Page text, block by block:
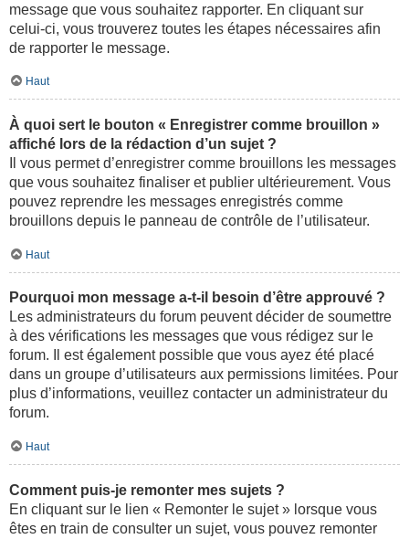
message que vous souhaitez rapporter. En cliquant sur
celui-ci, vous trouverez toutes les étapes nécessaires afin
de rapporter le message.
Haut
À quoi sert le bouton « Enregistrer comme brouillon »
affiché lors de la rédaction d’un sujet ?
Il vous permet d’enregistrer comme brouillons les messages
que vous souhaitez finaliser et publier ultérieurement. Vous
pouvez reprendre les messages enregistrés comme
brouillons depuis le panneau de contrôle de l’utilisateur.
Haut
Pourquoi mon message a-t-il besoin d’être approuvé ?
Les administrateurs du forum peuvent décider de soumettre
à des vérifications les messages que vous rédigez sur le
forum. Il est également possible que vous ayez été placé
dans un groupe d’utilisateurs aux permissions limitées. Pour
plus d’informations, veuillez contacter un administrateur du
forum.
Haut
Comment puis-je remonter mes sujets ?
En cliquant sur le lien « Remonter le sujet » lorsque vous
êtes en train de consulter un sujet, vous pouvez remonter